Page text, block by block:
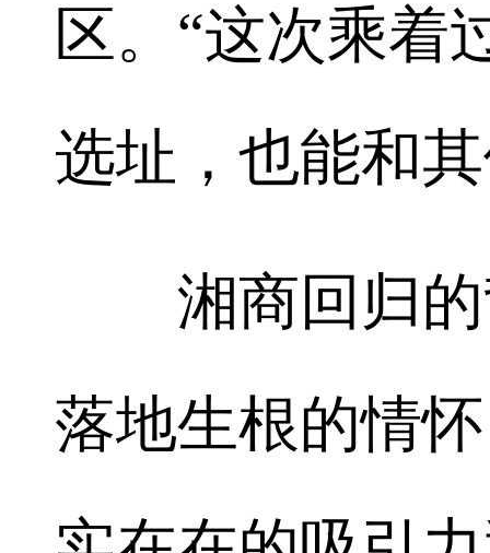
区。“这次乘着
选址，也能和
湘商回归的
落地生根的情